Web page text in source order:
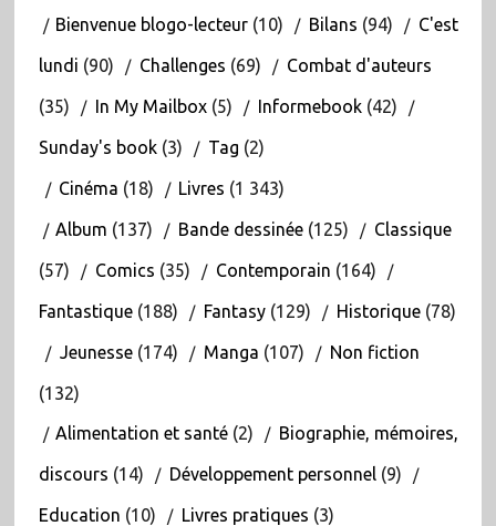
Bienvenue blogo-lecteur(10) Bilans (94) C'est
lundi (90) Challenges (69) Combat d'auteurs
(35) In My Mailbox(5) Informebook(42)
Sunday's book(3) Tag (2)
Cinéma (18) Livres (1 343)
Album (137) Bande dessinée(125) Classique
(57) Comics (35) Contemporain (164)
Fantastique(188) Fantasy(129) Historique(78)
Jeunesse(174) Manga (107) Non fiction
(132)
Alimentation et santé(2) Biographie, mémoires,
discours (14) Développement personnel(9)
Education (10) Livres pratiques (3)